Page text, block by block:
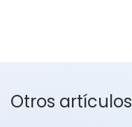
Otros artículos